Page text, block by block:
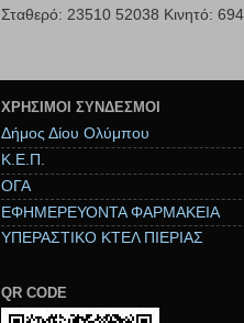
Σταθερό: 23510 52038 Κινητό:
ΧΡΉΣΙΜΟΙ ΣΥΝΔΕΣΜΟΙ
Δήμος Δίου Ολύμπου
Κ.Ε.Π.
ΟΓΑ
ΕΦΗΜΕΡΕΥΟΝΤΑ ΦΑΡΜΑΚΕΙΑ
ΥΠΕΡΑΣΤΙΚΟ ΚΤΕΛ ΠΙΕΡΙΑΣ
QR CODE